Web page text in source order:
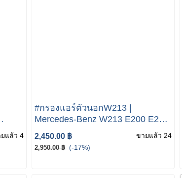
แล้ว 4
#กรองแอร์ตัวนอกW213 |
Mercedes-Benz W213 E200 E250
E350 E53 E55 E63
2,450.00 ฿
2,950.00 ฿ (-17%)
ขายแล้ว 24